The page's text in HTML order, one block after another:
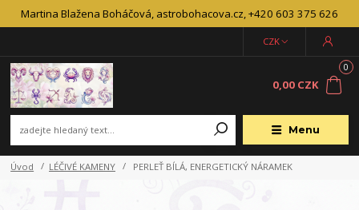
Martina Blažena Boháčová, astrobohacova.cz, +420 603 375 626
Menu
CZK
0
0,00 CZK
Úvod LÉČIVÉ KAMENY PERLEŤ BÍLÁ, ENERGETICKÝ NÁRAMEK